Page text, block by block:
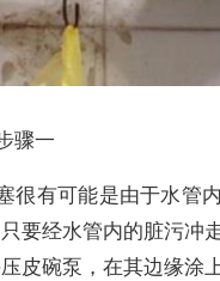
骤一
很有可能是由于水管
要经水管内的脏污冲
皮碗泵，在其边缘涂